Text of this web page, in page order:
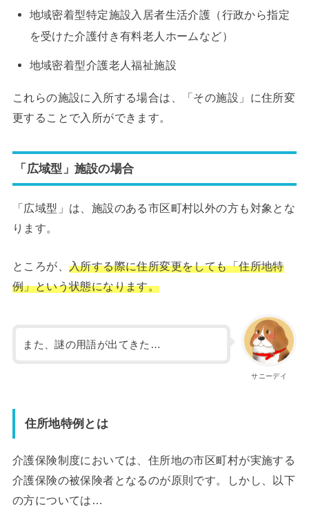
地域密着型特定施設入居者生活介護（行政から指定
を受けた介護付き有料老人ホームなど）
地域密着型介護老人福祉施設
これらの施設に入所する場合は、「その施設」に住所変
更することで入所ができます。
「広域型」施設の場合
「広域型」は、施設のある市区町村以外の方も対象とな
ります。
ところが、 入所する際に住所変更をしても「住所地特
例」という状態になります。
サニーデイ
また、謎の用語が出てきた…
住所地特例とは
介護保険制度においては、住所地の市区町村が実施する
介護保険の被保険者となるのが原則です。しかし、以下
の方については…